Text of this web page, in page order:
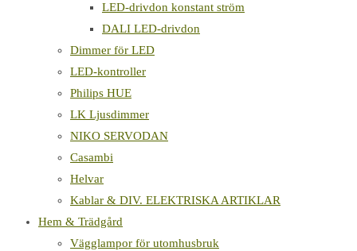
LED-drivdon konstant ström
DALI LED-drivdon
Dimmer för LED
LED-kontroller
Philips HUE
LK Ljusdimmer
NIKO SERVODAN
Casambi
Helvar
Kablar & DIV. ELEKTRISKA ARTIKLAR
Hem & Trädgård
Vägglampor för utomhusbruk